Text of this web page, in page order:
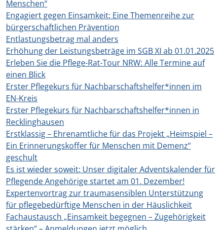
Menschen“
Engagiert gegen Einsamkeit: Eine Themenreihe zur
bürgerschaftlichen Prävention
Entlastungsbetrag mal anders
Erhöhung der Leistungsbeträge im SGB XI ab 01.01.2025
Erleben Sie die Pflege-Rat-Tour NRW: Alle Termine auf
einen Blick
Erster Pflegekurs für Nachbarschaftshelfer*innen im
EN-Kreis
Erster Pflegekurs für Nachbarschaftshelfer*innen in
Recklinghausen
Erstklassig – Ehrenamtliche für das Projekt „Heimspiel –
Ein Erinnerungskoffer für Menschen mit Demenz“
geschult
Es ist wieder soweit: Unser digitaler Adventskalender für
Pflegende Angehörige startet am 01. Dezember!
Expertenvortrag zur traumasensiblen Unterstützung
für pflegebedürftige Menschen in der Häuslichkeit
Fachaustausch „Einsamkeit begegnen – Zugehörigkeit